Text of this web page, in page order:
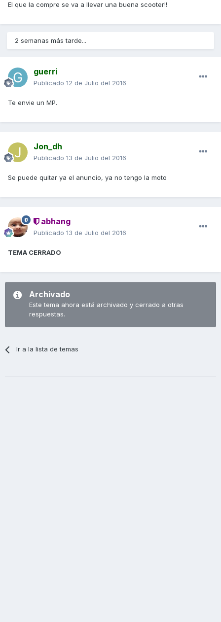
El que la compre se va a llevar una buena scooter!!
2 semanas más tarde...
guerri
Publicado 12 de Julio del 2016
Te envie un MP.
Jon_dh
Publicado 13 de Julio del 2016
Se puede quitar ya el anuncio, ya no tengo la moto
abhang
Publicado 13 de Julio del 2016
TEMA CERRADO
Archivado
Este tema ahora está archivado y cerrado a otras
respuestas.
Ir a la lista de temas